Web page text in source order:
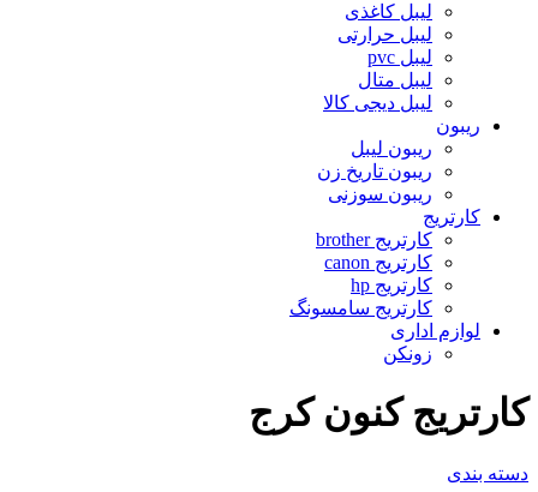
لیبل کاغذی
لیبل حرارتی
لیبل pvc
لیبل متال
لیبل دیجی کالا
ریبون
ریبون لیبل
ریبون تاریخ زن
ریبون سوزنی
کارتریج
کارتریج brother
کارتریج canon
کارتریج hp
کارتریج سامسونگ
لوازم اداری
زونکن
کارتریج کنون کرج
دسته بندی